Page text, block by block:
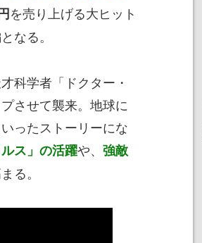
を売り上げる大ヒット
なる。
科学者「ドクター・
させて襲来。地球に
ったストーリーにな
ルス」の活躍や、 強敵
る。